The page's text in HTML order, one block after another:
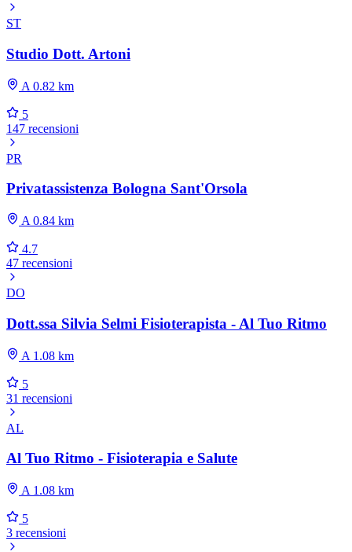
ST
Studio Dott. Artoni
A 0.82 km
5
147 recensioni
PR
Privatassistenza Bologna Sant'Orsola
A 0.84 km
4.7
47 recensioni
DO
Dott.ssa Silvia Selmi Fisioterapista - Al Tuo Ritmo
A 1.08 km
5
31 recensioni
AL
Al Tuo Ritmo - Fisioterapia e Salute
A 1.08 km
5
3 recensioni